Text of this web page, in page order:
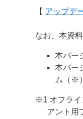
【 アップデ
なお、本資
本バー
本バー
ム（※）
※1 オフライ
アント用